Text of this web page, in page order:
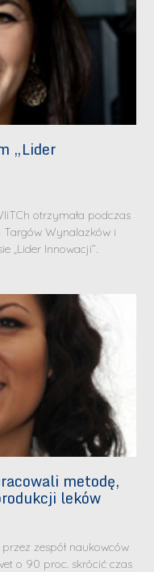
„Lider
otrzymała podczas
Wynalazków i
„Lider Innowacji”.
metodę,
leków
zespół naukowców
o 90 proc. skrócić czas